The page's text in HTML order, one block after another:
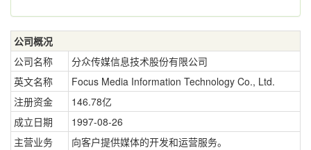
公司概况
公司名称
分众传媒信息技术股份有限公司
英文名称
Focus Media Information Technology Co., Ltd.
注册资金
146.78亿
成立日期
1997-08-26
主营业务
向客户提供媒体的开发和运营服务。